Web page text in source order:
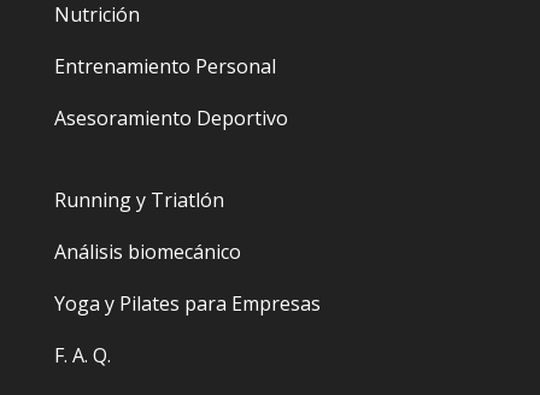
Nutrición
Entrenamiento Personal
Asesoramiento Deportivo
Running y Triatlón
Análisis biomecánico
Yoga y Pilates para Empresas
F. A. Q.